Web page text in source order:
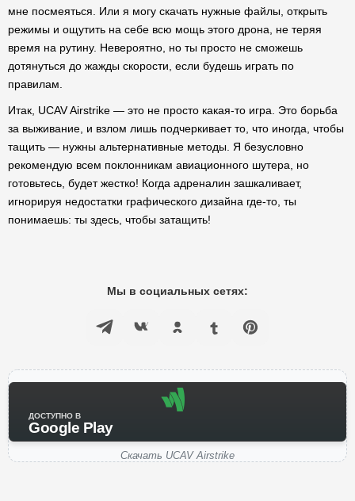
мне посмеяться. Или я могу скачать нужные файлы, открыть
режимы и ощутить на себе всю мощь этого дрона, не теряя
время на рутину. Невероятно, но ты просто не сможешь
дотянуться до жажды скорости, если будешь играть по
правилам.
Итак, UCAV Airstrike — это не просто какая-то игра. Это борьба
за выживание, и взлом лишь подчеркивает то, что иногда, чтобы
тащить — нужны альтернативные методы. Я безусловно
рекомендую всем поклонникам авиационного шутера, но
готовьтесь, будет жестко! Когда адреналин зашкаливает,
игнорируя недостатки графического дизайна где-то, ты
понимаешь: ты здесь, чтобы затащить!
Мы в социальных сетях:
ДОСТУПНО В
Google Play
Скачать UCAV Airstrike